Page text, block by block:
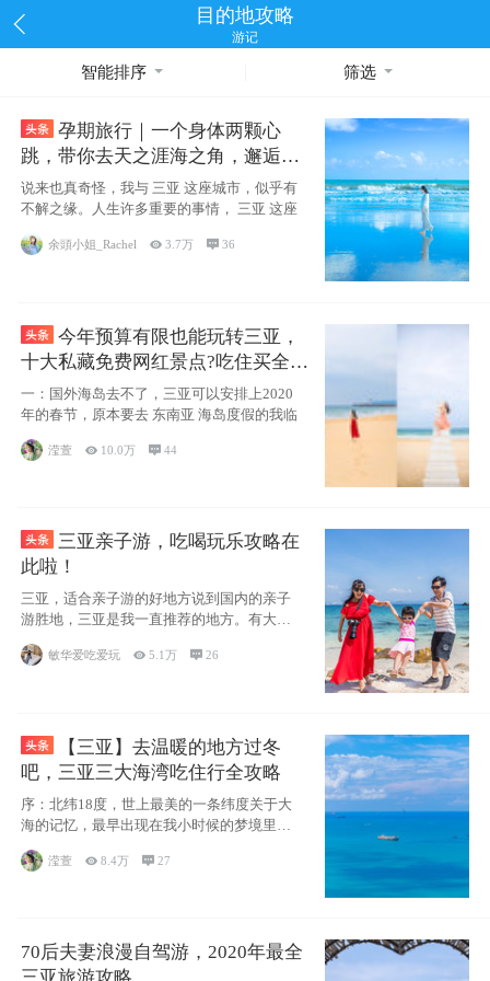
目的地攻略
游记
智能排序 筛选
孕期旅行｜一个身体两颗心
跳，带你去天之涯海之角，邂逅网
红却又安静的三亚
说来也真奇怪，我与 三亚 这座城市，似乎有
不解之缘。人生许多重要的事情， 三亚 这座
余頭小姐_Rachel  3.7万  36
今年预算有限也能玩转三亚，
十大私藏免费网红景点?吃住买全攻
一：国外海岛去不了，三亚可以安排上2020
年的春节，原本要去 东南亚 海岛度假的我临
滢萱  10.0万 44
三亚亲子游，吃喝玩乐攻略在
此啦！
三亚，适合亲子游的好地方说到国内的亲子
游胜地，三亚是我一直推荐的地方。有大
海、有蓝天
敏华爱吃爱玩 5.1万 26
【三亚】去温暖的地方过冬
吧，三亚三大海湾吃住行全攻略
序：北纬18度，世上最美的一条纬度关于大
海的记忆，最早出现在我小时候的梦境里，
滢萱 8.4万 27
70后夫妻浪漫自驾游，2020年最全